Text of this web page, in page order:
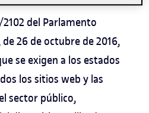
del Parlamento
26 de octubre de 2016,
se exigen a los estados
los sitios web y las
sector público,